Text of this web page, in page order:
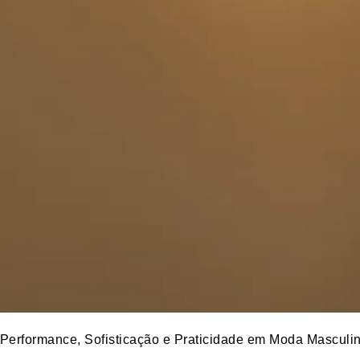
Performance, Sofisticação e Praticidade em Moda